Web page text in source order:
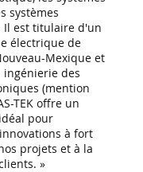
systèmes
Il est titulaire d'un
électrique de
Mexique et
des
(mention
TEK offre un
pour
à fort
projets et à la
»